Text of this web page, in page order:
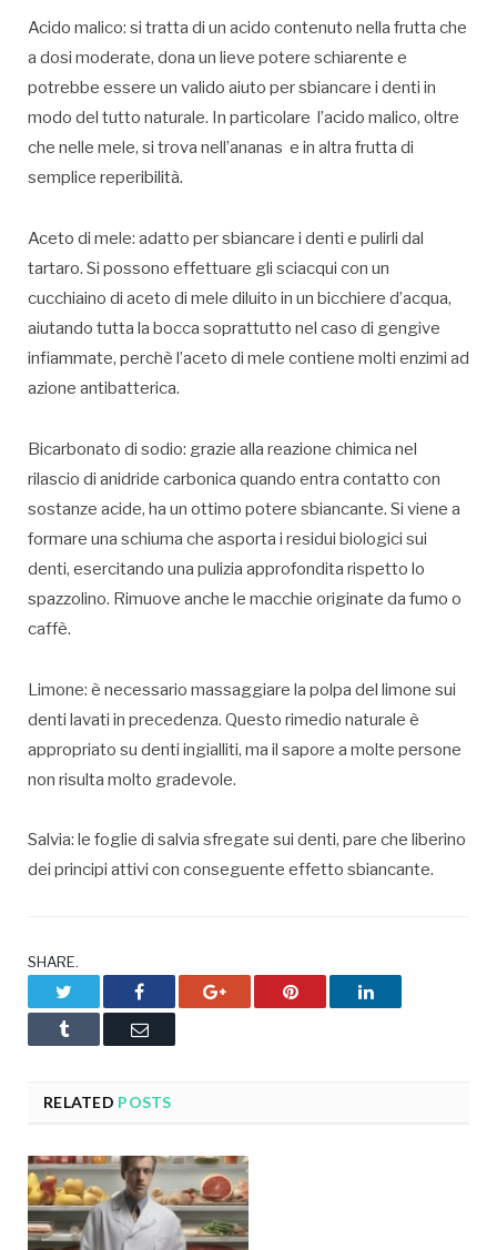
Acido malico: si tratta di un acido contenuto nella frutta che
a dosi moderate, dona un lieve potere schiarente e
potrebbe essere un valido aiuto per sbiancare i denti in
modo del tutto naturale. In particolare l’acido malico, oltre
che nelle mele, si trova nell’ananas e in altra frutta di
semplice reperibilità.
Aceto di mele: adatto per sbiancare i denti e pulirli dal
tartaro. Si possono effettuare gli sciacqui con un
cucchiaino di aceto di mele diluito in un bicchiere d’acqua,
aiutando tutta la bocca soprattutto nel caso di gengive
infiammate, perchè l’aceto di mele contiene molti enzimi ad
azione antibatterica.
Bicarbonato di sodio: grazie alla reazione chimica nel
rilascio di anidride carbonica quando entra contatto con
sostanze acide, ha un ottimo potere sbiancante. Si viene a
formare una schiuma che asporta i residui biologici sui
denti, esercitando una pulizia approfondita rispetto lo
spazzolino. Rimuove anche le macchie originate da fumo o
caffè.
Limone: è necessario massaggiare la polpa del limone sui
denti lavati in precedenza. Questo rimedio naturale è
appropriato su denti ingialliti, ma il sapore a molte persone
non risulta molto gradevole.
Salvia: le foglie di salvia sfregate sui denti, pare che liberino
dei principi attivi con conseguente effetto sbiancante.
SHARE.
Facebook Google+ Pinterest LinkedIn
Tumblr Email
RELATED POSTS